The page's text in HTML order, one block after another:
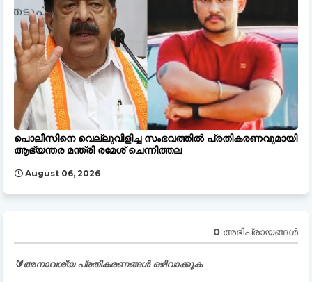
പൊലീസിനെ വെല്ലുവിളിച്ച സംഭവത്തിൽ പ്രതികരണവുമായി
ആഭ്യന്തര മന്ത്രി രമേശ് ചെന്നിത്തല
August 06, 2026
0 അഭിപ്രായങ്ങള്‍
🔰അനാവശ്യ പ്രതികരണങ്ങൾ ഒഴിവാക്കുക